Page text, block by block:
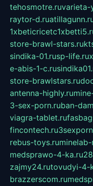
tehosmotre.ruvarieta-
raytor-d.ru
store-brawl-stars.ru
sindika-01.rusp-life.ru
e-abis-1-c.ru
store-brawlstars.ru
antenna-highly.ru
3-sex-porn.ruban-
viagra-tablet.ru
fincontech.ru
rebus-toys.ru
medsprawo-4-ka.ru
zajmy24.rutovudyi-4-
brazzerscom.ru